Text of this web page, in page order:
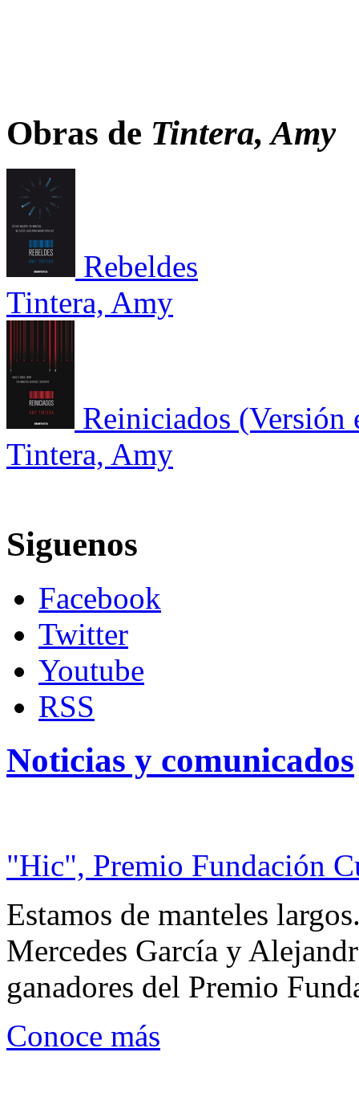
Obras de Tintera, Amy
Rebeldes
Tintera, Amy
Reiniciados (Versión
Tintera, Amy
Siguenos
Facebook
Twitter
Youtube
RSS
Noticias y comunicados
"Hic", Premio Fundación
Estamos de manteles
Mercedes García y
ganadores del Premio
Conoce más